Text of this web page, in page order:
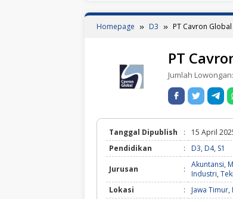
Homepage D3 PT Cavron
PT
Jumlah Lowongan:
Tanggal Dipublish :
15 April
Pendidikan
: D3, D4, S1
Jurusan : Akuntansi,
Industri,
Lokasi
: Jawa Timur,